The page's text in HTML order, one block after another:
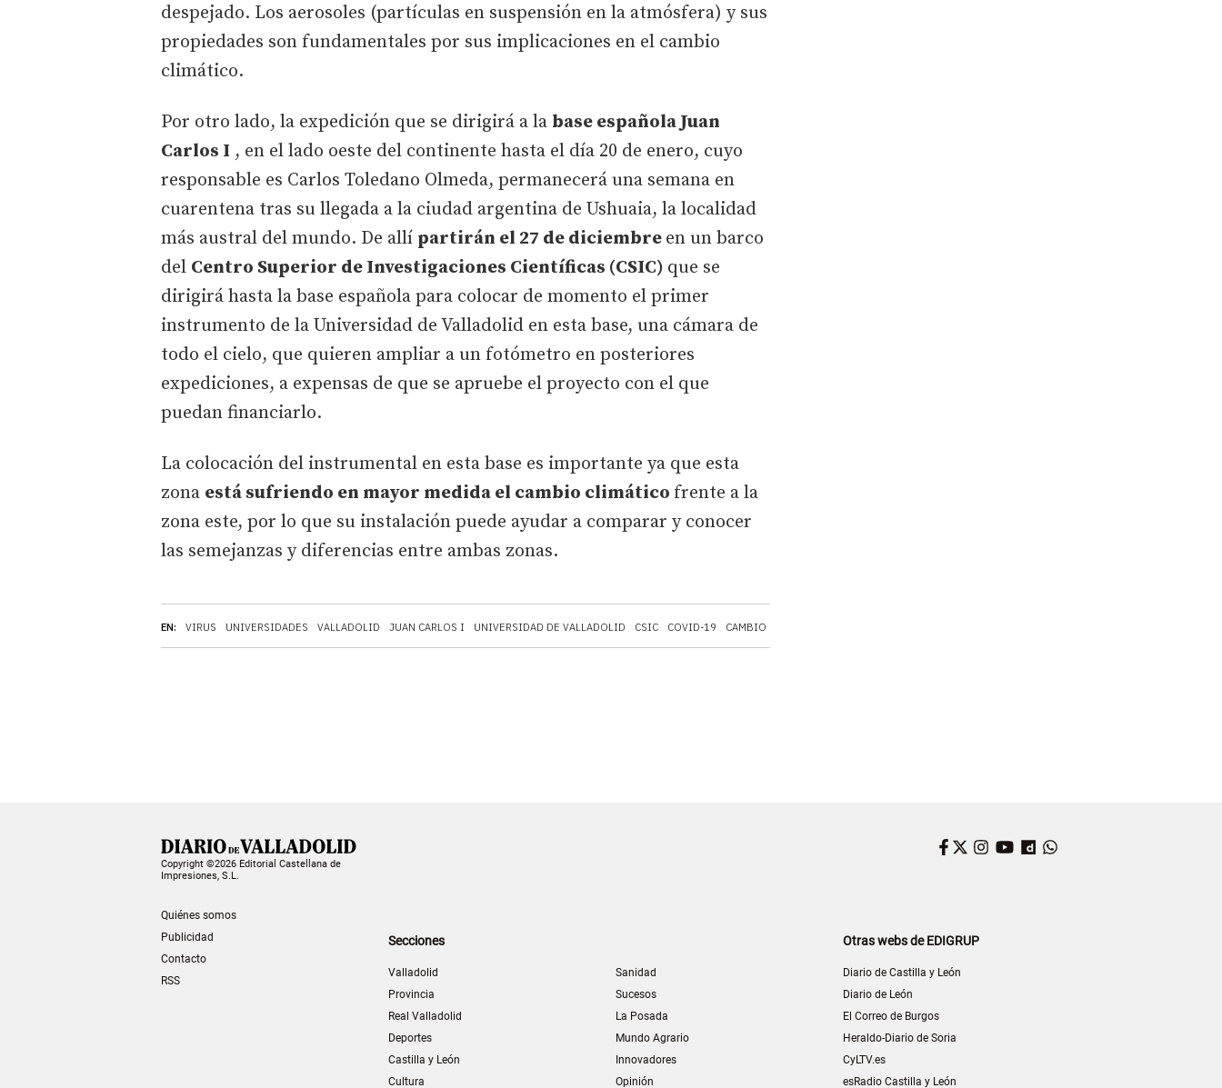
EN: VIRUS UNIVERSIDADES VALLADOLID JUAN CARLOS I UNIVERSIDAD DE VALLADOLID CSIC COVID-19 CAMBIO CLIMÁTICO
despejado. Los aerosoles (partículas en suspensión en la atmósfera) y sus
propiedades son fundamentales por sus implicaciones en el cambio
climático.
Por otro lado, la expedición que se dirigirá a la base española Juan
Carlos I , en el lado oeste del continente hasta el día 20 de enero, cuyo
responsable es Carlos Toledano Olmeda, permanecerá una semana en
cuarentena tras su llegada a la ciudad argentina de Ushuaia, la localidad
más austral del mundo. De allí partirán el 27 de diciembre en un barco
del Centro Superior de Investigaciones Científicas (CSIC) que se
dirigirá hasta la base española para colocar de momento el primer
instrumento de la Universidad de Valladolid en esta base, una cámara de
todo el cielo, que quieren ampliar a un fotómetro en posteriores
expediciones, a expensas de que se apruebe el proyecto con el que
puedan financiarlo.
La colocación del instrumental en esta base es importante ya que esta
zona está sufriendo en mayor medida el cambio climático frente a la
zona este, por lo que su instalación puede ayudar a comparar y conocer
las semejanzas y diferencias entre ambas zonas.
Copyright ©2026 Editorial Castellana de
Impresiones, S.L.
Quiénes somos
Publicidad
Contacto
RSS
Facebook
Twitter
Instagram
YouTube
Dailymotion
Secciones
Valladolid
Provincia
Real Valladolid
Deportes
Castilla y León
Cultura
Sanidad
Sucesos
La Posada
Mundo Agrario
Innovadores
Opinión
Otras webs de EDIGRUP
Diario de Castilla y León
Diario de León
El Correo de Burgos
Heraldo-Diario de Soria
CyLTV.es
esRadio Castilla y León